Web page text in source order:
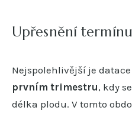
Upřesnění
Nejspolehlivější je
prvním trimestru, kdy
délka plodu. V tomto